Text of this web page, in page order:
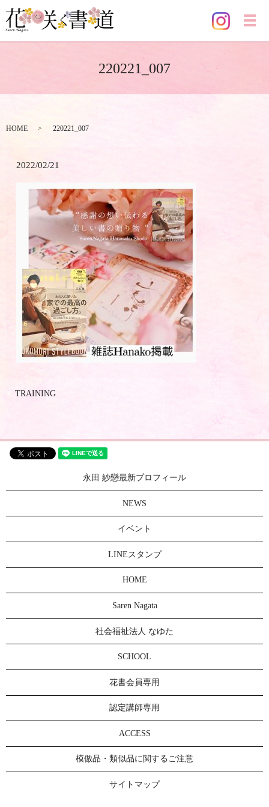
メ
220221_007
HOME 220221_007
2022/02/21
TRAINING
永田 紗戀最新プロフィール
NEWS
イベント
LINEスタンプ
HOME
Saren Nagata
社会福祉法人 なゆた
SCHOOL
花書会員専用
認定講師専用
ACCESS
模倣品・類似品に関するご注意
サイトマップ